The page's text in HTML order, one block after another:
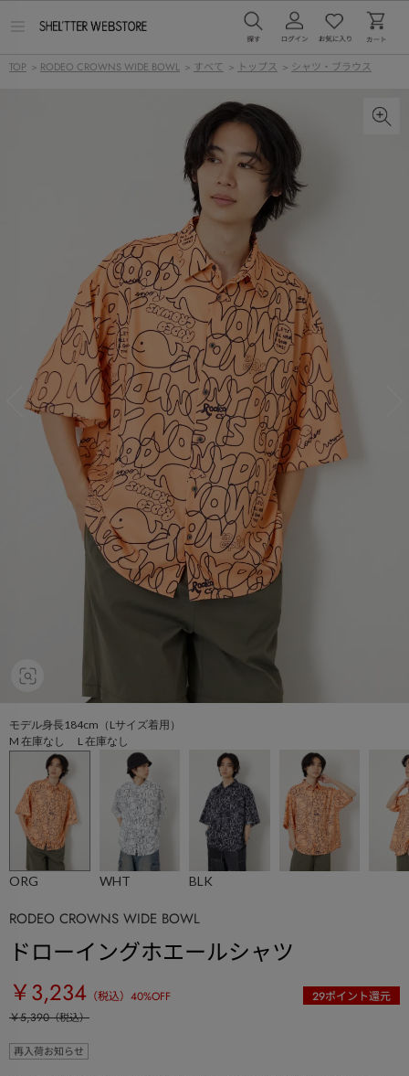
ー
TOP > RODEO CROWNS WIDE BOWL > すべて > トップス > シャツ・ブラウス
モデル身長184cm（Lサイズ着用）
M 在庫なし L 在庫なし
ORG WHT BLK
RODEO CROWNS WIDE BOWL
ドローイングホエールシャツ
￥3,234 （税込） 40%OFF 29ポイント還元
￥5,390（税込）
再入荷お知らせ